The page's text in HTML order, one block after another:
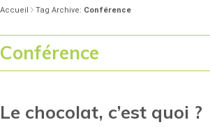
Accueil Tag Archive: Conférence
Conférence
Le chocolat, c’est quoi ?